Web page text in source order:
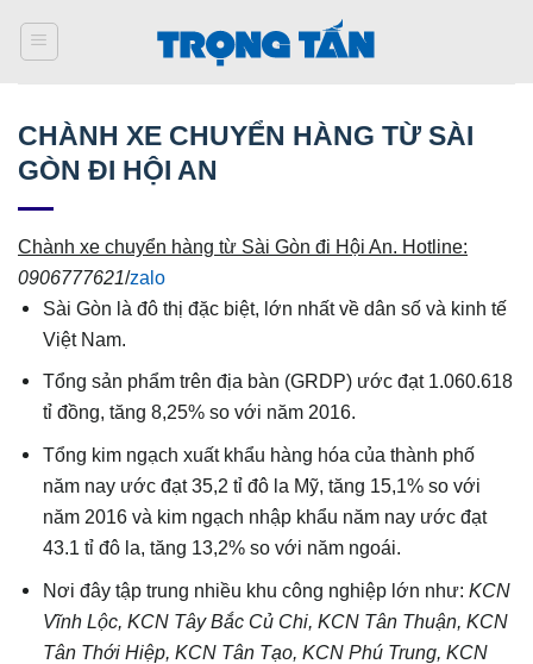
qua
CHÀNH XE CHUYỂN HÀNG TỪ SÀI
GÒN ĐI HỘI AN
Chành xe chuyển hàng từ Sài Gòn đi Hội An. Hotline:
0906777621/zalo
Sài Gòn là đô thị đặc biệt, lớn nhất về dân số và kinh tế
Việt Nam.
Tổng sản phẩm trên địa bàn (GRDP) ước đạt 1.060.618
tỉ đồng, tăng 8,25% so với năm 2016.
Tổng kim ngạch xuất khẩu hàng hóa của thành phố
năm nay ước đạt 35,2 tỉ đô la Mỹ, tăng 15,1% so với
năm 2016 và kim ngạch nhập khẩu năm nay ước đạt
43.1 tỉ đô la, tăng 13,2% so với năm ngoái.
Nơi đây tập trung nhiều khu công nghiệp lớn như:KCN
Vĩnh Lộc, KCN Tây Bắc Củ Chi, KCN Tân Thuận, KCN
Tân Thới Hiệp, KCN Tân Tạo, KCN Phú Trung, KCN